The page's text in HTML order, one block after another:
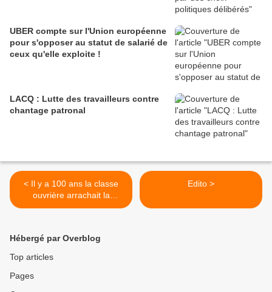
UBER compte sur l'Union européenne
pour s'opposer au statut de salarié de
ceux qu'elle exploite !
LACQ : Lutte des travailleurs contre
chantage patronal
< Il y a 100 ans la classe
ouvrière arrachait la
journée de 8 heures
Edito >
Hébergé par Overblog
Top articles
Pages